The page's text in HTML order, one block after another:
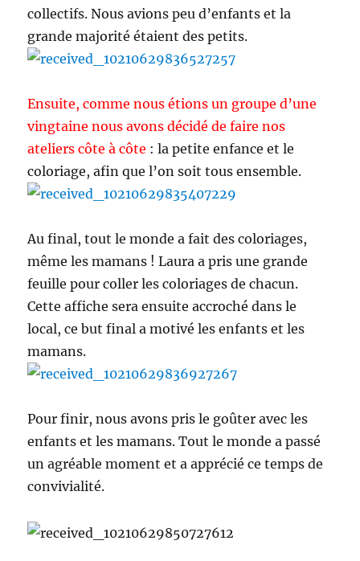
collectifs. Nous avions peu d’enfants et la
grande majorité étaient des petits.
Ensuite, comme nous étions un groupe d’une
vingtaine nous avons décidé de faire nos
ateliers côte à côte : la petite enfance et le
coloriage, afin que l’on soit tous ensemble.
Au final, tout le monde a fait des coloriages,
même les mamans ! Laura a pris une grande
feuille pour coller les coloriages de chacun.
Cette affiche sera ensuite accroché dans le
local, ce but final a motivé les enfants et les
mamans.
Pour finir, nous avons pris le goûter avec les
enfants et les mamans. Tout le monde a passé
un agréable moment et a apprécié ce temps de
convivialité.